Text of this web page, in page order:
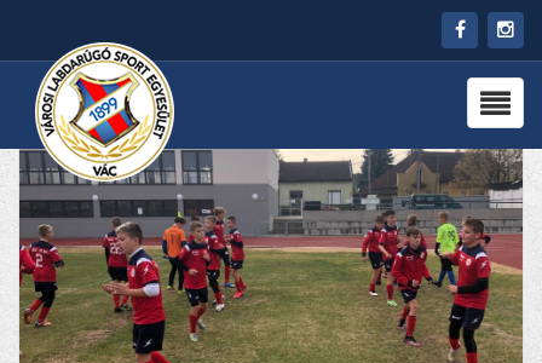
HÍREK
RÓLUNK
CSAPATOK
PARTNEREK
PROGRAMOK